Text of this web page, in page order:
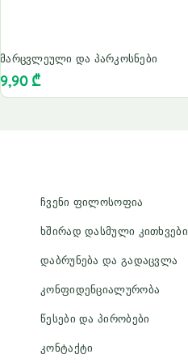
მარცვლეული და პარკოსნები
9,90 ₾
ჩვენი ფილოსოფია
ხშირად დასმული კითხვები
დაბრუნება და გადაცვლა
კონფიდენციალურობა
წესები და პირობები
კონტაქტი